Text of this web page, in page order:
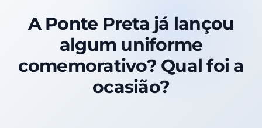
A Ponte Preta já lançou
algum uniforme
comemorativo? Qual foi a
ocasião?